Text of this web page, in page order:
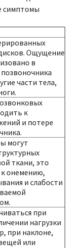
симптомы
Ощущение
в
части тела,
к
и потере
могут
ткани, это
онемению,
и слабости
при
нагрузки
при наклоне,
или